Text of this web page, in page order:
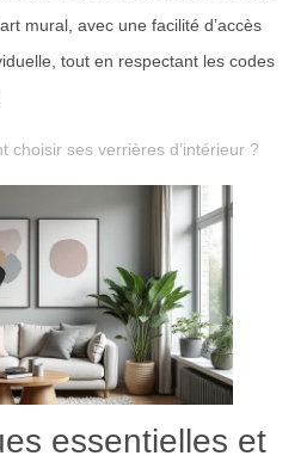
mural, avec une facilité d’accès
tout en respectant les codes
choisir ses verrières d’intérieur ?
essentielles et